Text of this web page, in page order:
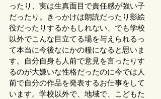
ったり、実は生真面目で責任感が強い子
だったり。きっかけは朗読だったり影絵
役だったりするかもしれない、でも学校
以外でこんな目立てる場を与えられるっ
て本当に今後なにかの糧になると思いま
す。自分自身も人前で意見を言ったりす
るのが大嫌いな性格だったのに今では人
前で自分の作品を発表するお仕事をして
います。学校以外で、地域で、こどもた